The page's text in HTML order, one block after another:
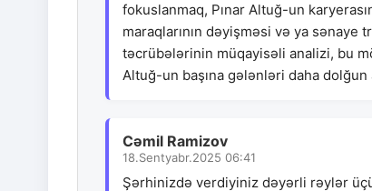
fokuslanmaq, Pınar Altuğ-un
maraqlarının dəyişməsi və ya
təcrübələrinin müqayisəli analizi, bu
Altuğ-un başına gələnləri daha
Cəmil Ramizov
18.Sentyabr.2025 06:41
Şərhinizdə verdiyiniz dəyərli rəylər